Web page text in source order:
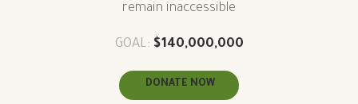
remain inaccessible
GOAL: $140,000,000
DONATE NOW